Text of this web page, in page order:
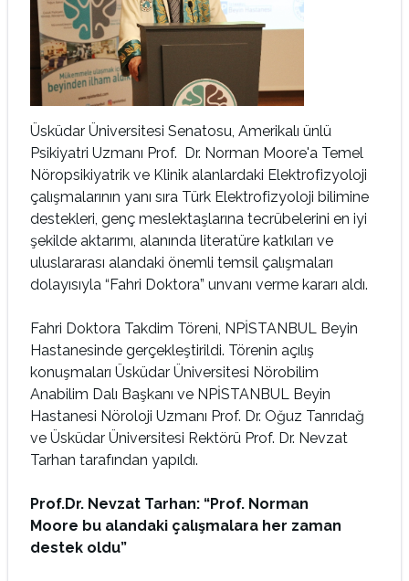
Üsküdar Üniversitesi Senatosu, Amerikalı ünlü
Psikiyatri Uzmanı Prof. Dr. Norman Moore'a Temel
Nöropsikiyatrik ve Klinik alanlardaki Elektrofizyoloji
çalışmalarının yanı sıra Türk Elektrofizyoloji bilimine
destekleri, genç meslektaşlarına tecrübelerini en iyi
şekilde aktarımı, alanında literatüre katkıları ve
uluslararası alandaki önemli temsil çalışmaları
dolayısıyla “Fahri Doktora” unvanı verme kararı aldı.
Fahri Doktora Takdim Töreni, NPİSTANBUL Beyin
Hastanesinde gerçekleştirildi. Törenin açılış
konuşmaları Üsküdar Üniversitesi Nörobilim
Anabilim Dalı Başkanı ve NPİSTANBUL Beyin
Hastanesi Nöroloji Uzmanı Prof. Dr. Oğuz Tanrıdağ
ve Üsküdar Üniversitesi Rektörü Prof. Dr. Nevzat
Tarhan tarafından yapıldı.
Prof.Dr. Nevzat Tarhan: “Prof. Norman
Moore bu alandaki çalışmalara her zaman
destek oldu”